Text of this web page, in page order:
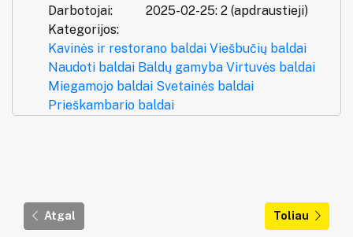
Darbotojai:
2025-02-25: 2 (apdraustieji)
Kategorijos:
Kavinės ir restorano baldai Viešbučių baldai
Naudoti baldai Baldų gamyba Virtuvės baldai
Miegamojo baldai Svetainės baldai
Prieškambario baldai
Atgal Toliau